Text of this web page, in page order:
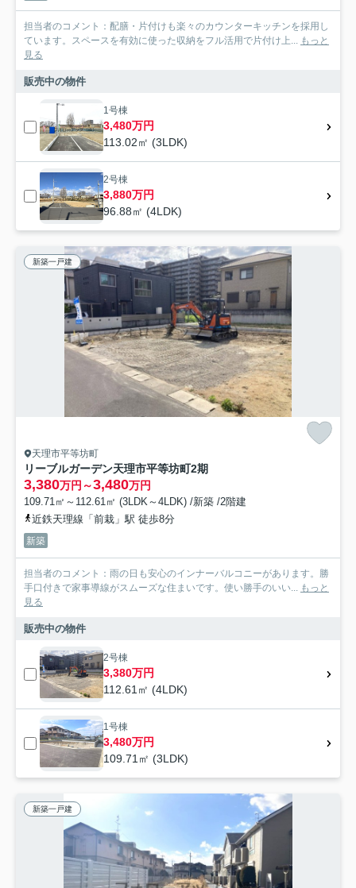
担当者のコメント：配膳・片付けも楽々のカウンターキッチンを採用し
ています。スペースを有効に使った収納をフル活用で片付け上... もっと
見る
販売中の物件
1号棟
3,480万円
113.02㎡ (3LDK)
2号棟
3,880万円
96.88㎡ (4LDK)
新築一戸建
天理市平等坊町
リーブルガーデン天理市平等坊町2期
3,380万円～3,480万円
109.71㎡～112.61㎡ (3LDK～4LDK) /新築 /2階建
近鉄天理線「前栽」駅 徒歩8分
新築
担当者のコメント：雨の日も安心のインナーバルコニーがあります。勝
手口付きで家事導線がスムーズな住まいです。使い勝手のいい... もっと
見る
販売中の物件
2号棟
3,380万円
112.61㎡ (4LDK)
1号棟
3,480万円
109.71㎡ (3LDK)
新築一戸建